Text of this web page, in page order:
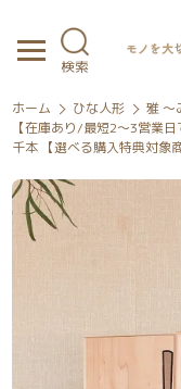
検索
ホーム ひな人形
雅 ～
【在庫あり/最短2～3営業
千本 【選べる購入特典対象